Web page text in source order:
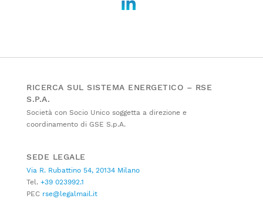
RICERCA SUL SISTEMA ENERGETICO – RSE
S.P.A.
Società con Socio Unico soggetta a direzione e
coordinamento di GSE S.p.A.
SEDE LEGALE
Via R. Rubattino 54, 20134 Milano
Tel. +39 023992.1
PEC rse@legalmail.it